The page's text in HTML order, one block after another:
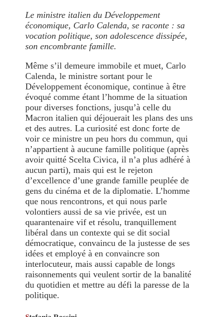
Le ministre italien du Développement
économique, Carlo Calenda, se raconte : sa
vocation politique, son adolescence dissipée,
son encombrante famille.
Même s’il demeure immobile et muet, Carlo
Calenda, le ministre sortant pour le
Développement économique, continue à être
évoqué comme étant l’homme de la situation
pour diverses fonctions, jusqu’à celle du
Macron italien qui déjouerait les plans des uns
et des autres. La curiosité est donc forte de
voir ce ministre un peu hors du commun, qui
n’appartient à aucune famille politique (après
avoir quitté Scelta Civica, il n’a plus adhéré à
aucun parti), mais qui est le rejeton
d’excellence d’une grande famille peuplée de
gens du cinéma et de la diplomatie. L’homme
que nous rencontrons, et qui nous parle
volontiers aussi de sa vie privée, est un
quarantenaire vif et résolu, tranquillement
libéral dans un contexte qui se dit social
démocratique, convaincu de la justesse de ses
idées et employé à en convaincre son
interlocuteur, mais aussi capable de longs
raisonnements qui veulent sortir de la banalité
du quotidien et mettre au défi la paresse de la
politique.